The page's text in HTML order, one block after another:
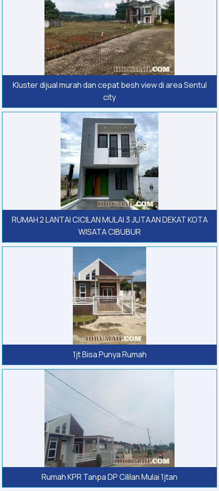
Kluster dijual murah dan cepat besh view di area Sentul
city
RUMAH 2 LANTAI CICILAN MULAI 3 JUTAAN DEKAT KOTA
WISATA CIBUBUR
1jt Bisa Punya Rumah
Rumah KPR Tanpa DP Cililan Mulai 1jtan